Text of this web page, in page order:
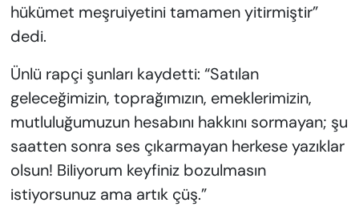
hükümet meşruiyetini tamamen yitirmiştir”
dedi.
Ünlü rapçi şunları kaydetti: “Satılan
geleceğimizin, toprağımızın, emeklerimizin,
mutluluğumuzun hesabını hakkını sormayan; şu
saatten sonra ses çıkarmayan herkese yazıklar
olsun! Biliyorum keyfiniz bozulmasın
istiyorsunuz ama artık çüş.”